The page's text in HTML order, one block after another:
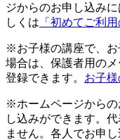
ジからのお申し込み
しくは 「初めてご利用
※お子様の講座で、お
場合は、保護者用の
登録できます。 お子
※ホームページからの
し込みができます。
ません。各人でお申